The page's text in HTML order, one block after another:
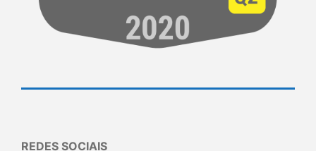
REDES SOCIAIS